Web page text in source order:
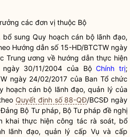
các đơn vị thuộc Bộ
bổ sung Quy hoạch cán bộ lãnh đạo,
Hướng dẫn số 15-HD/BTCTW ngày
Trung ương về hướng dẫn thực hiện
ngày 30/11/2004 của BộChính trị;
ngày 24/02/2017 của Ban Tổ chức
hoạch cán bộ lãnh đạo, quản lý của
Quyết định số 88-QĐ/BCSĐ ngày
Đảng Bộ Tư pháp, Bộ Tư pháp đề nghị
khai thực hiệncông tác rà soát, bổ
lãnh đạo, quản lý cấp Vụ và cấp